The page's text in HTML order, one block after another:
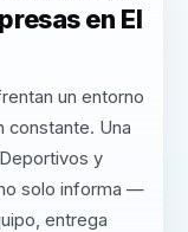
en El
un entorno
constante. Una
y
solo informa —
entrega